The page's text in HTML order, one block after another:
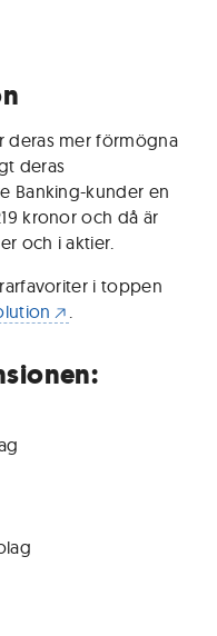
deras mer förmögna
deras
Banking-kunder en
kronor och då är
och i aktier.
i toppen
.